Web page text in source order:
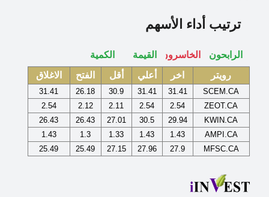
ترتيب أداء الأسهم
رويتر اخر أعلي أقل الفتح الاغلاق
SCEM.CA
31.41
31.41
30.9
26.18
31.41
ZEOT.CA
2.54
2.54
2.11
2.12
2.54
KWIN.CA
29.94
30.5
27.01
26.43
26.43
AMPI.CA
1.43
1.43
1.33
1.3
1.43
MFSC.CA
27.9
27.96
27.15
25.49
25.49